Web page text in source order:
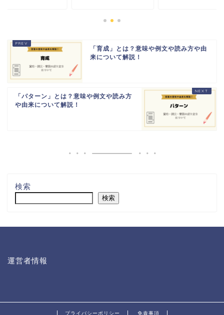
「育成」とは？意味や例文や読み方や由
来について解説！
「パターン」とは？意味や例文や読み方
や由来について解説！
検索
検索
運営者情報
プライバシーポリシー 免責事項